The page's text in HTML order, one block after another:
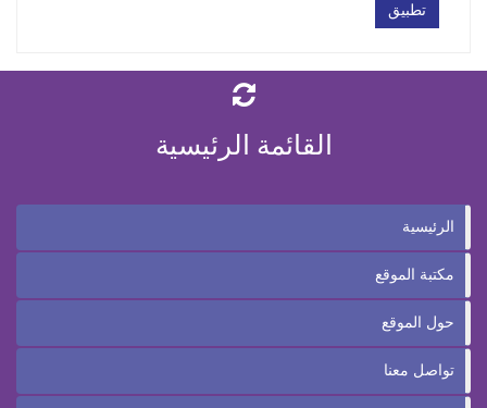
تطبيق
القائمة الرئيسية
الرئيسية
مكتبة الموقع
حول الموقع
تواصل معنا